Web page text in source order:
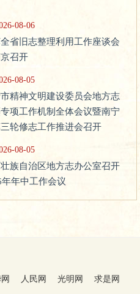
省市县志书编纂业务培训班
）在伊通县举办
08-06
省旧志整理利用工作座谈会
召开
08-05
精神文明建设委员会地方志
项工作机制全体会议暨南宁
轮修志工作推进会召开
08-05
族自治区地方志办公室召开
年年中工作会议
人民网 光明网 求是网